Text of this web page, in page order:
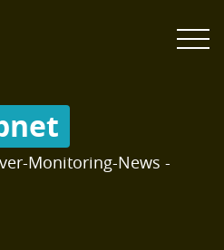
Monitoring-News -